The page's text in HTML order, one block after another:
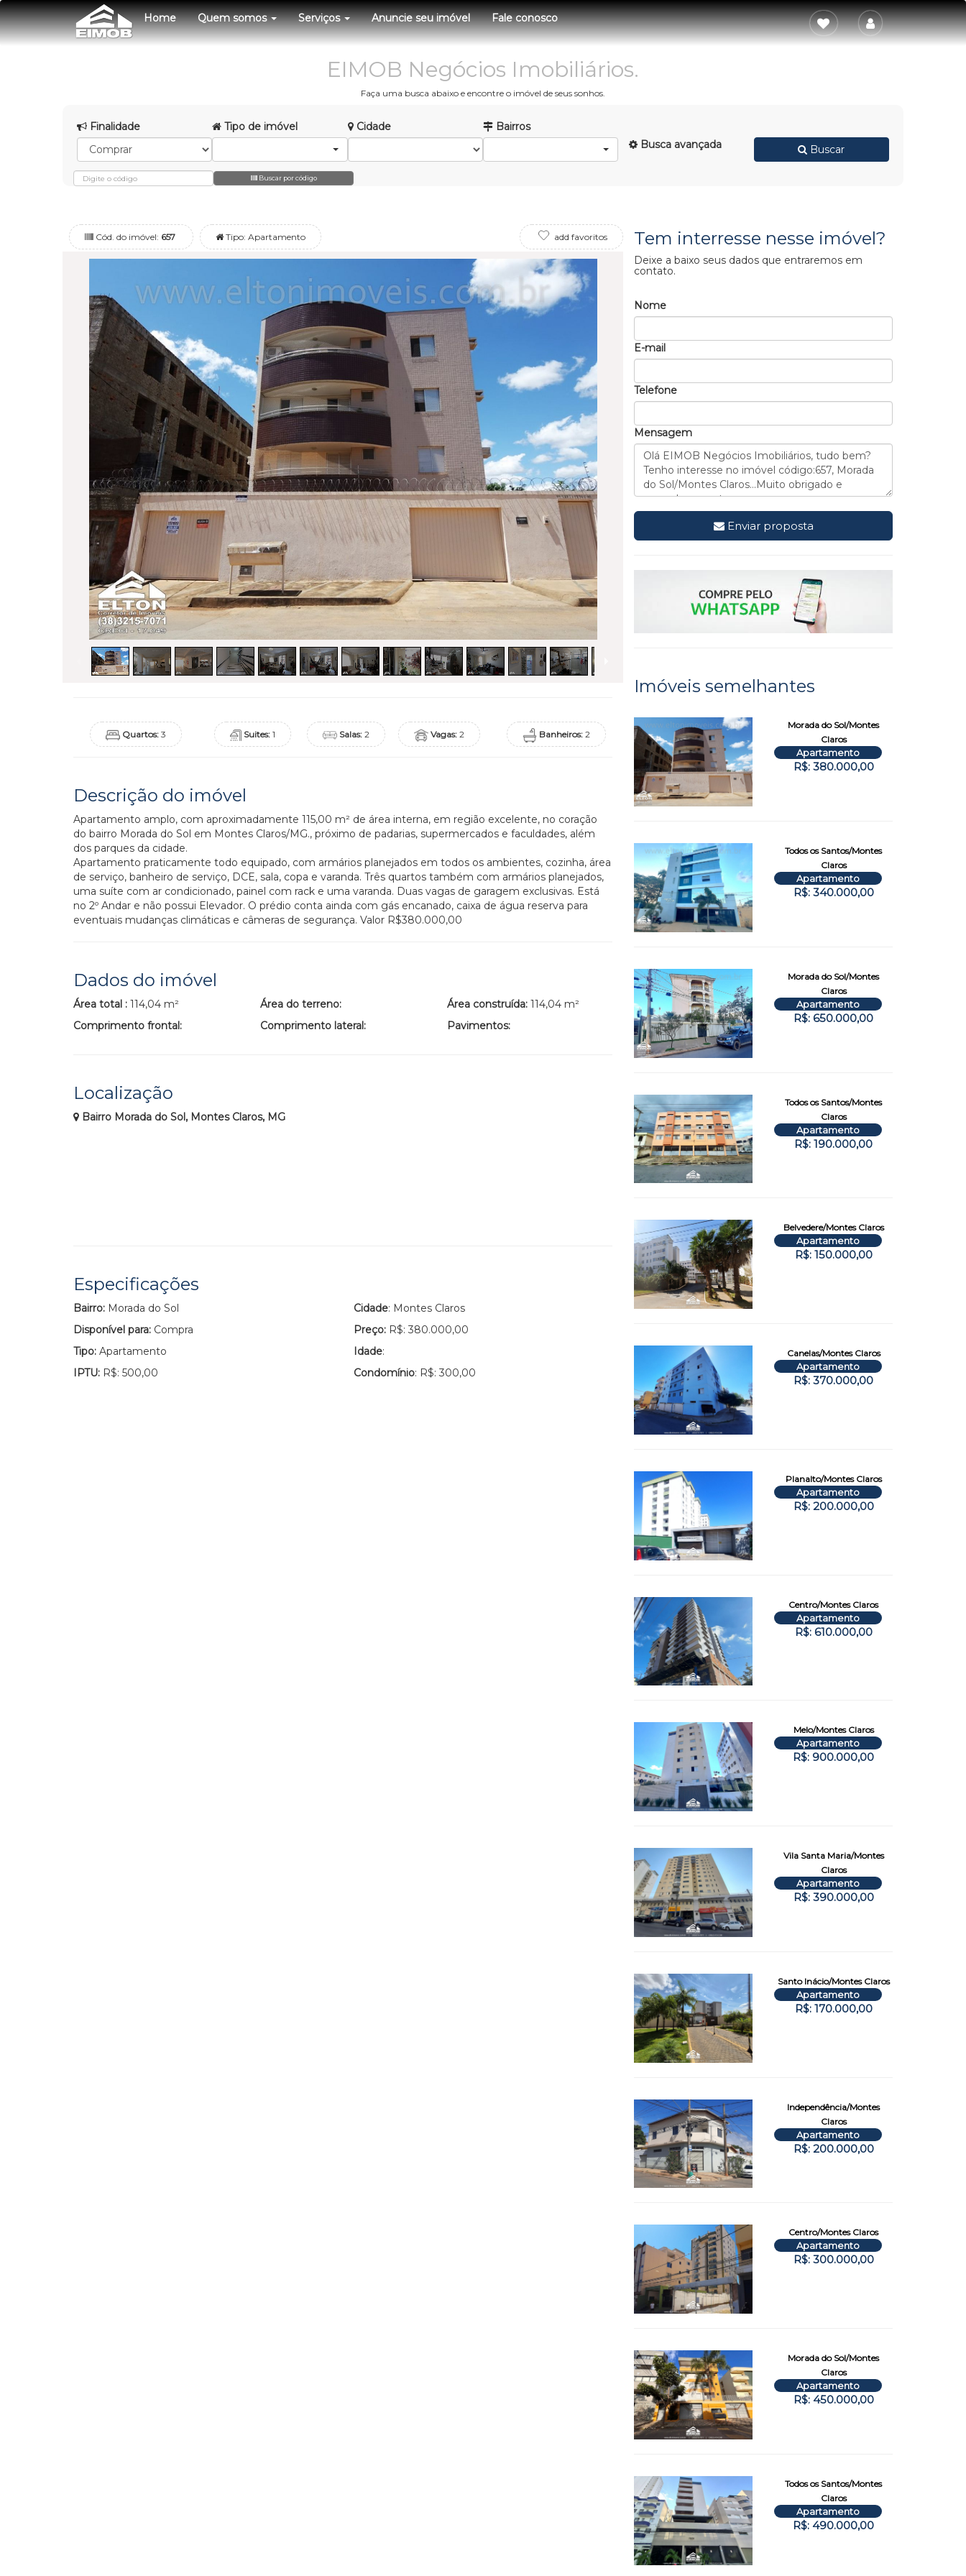
Home Quem somos Serviços Anuncie seu imóvel Fale conosco
EIMOB Negócios Imobiliários.
Faça uma busca abaixo e encontre o imóvel de seus sonhos.
Finalidade Tipo de imóvel Cidade
Bairros
Busca avançada
Buscar
Buscar por código
Cód. do imóvel: 657 Tipo: Apartamento add favoritos
Quartos: 3 Suites:1 Salas: 2 Vagas:2 Banheiros: 2
Descrição do imóvel
Apartamento amplo, com aproximadamente 115,00 m² de área interna, em região excelente, no coração
do bairro Morada do Sol em Montes Claros/MG., próximo de padarias, supermercados e faculdades, além
dos parques da cidade.
Apartamento praticamente todo equipado, com armários planejados em todos os ambientes, cozinha, área
de serviço, banheiro de serviço, DCE, sala, copa e varanda. Três quartos também com armários planejados,
uma suíte com ar condicionado, painel com rack e uma varanda. Duas vagas de garagem exclusivas. Está
no 2º Andar e não possui Elevador. O prédio conta ainda com gás encanado, caixa de água reserva para
eventuais mudanças climáticas e câmeras de segurança. Valor R$380.000,00
Dados do imóvel
Área total : 114,04 m² Área do terreno: Área construída: 114,04 m²
Comprimento frontal:
Comprimento lateral: Pavimentos:
Localização
Bairro Morada do Sol, Montes Claros, MG
Especificações
Bairro: Morada do Sol Cidade: Montes Claros
Disponível para: Compra Preço: R$: 380.000,00
Tipo: Apartamento Idade:
IPTU: R$: 500,00 Condomínio: R$: 300,00
Tem interresse nesse imóvel?
Deixe a baixo seus dados que entraremos em
contato.
Nome
E-mail
Telefone
Mensagem
Enviar proposta
Imóveis semelhantes
Morada do Sol/Montes
Claros
Apartamento
R$: 380.000,00
Todos os Santos/Montes
Claros
Apartamento
R$: 340.000,00
Morada do Sol/Montes
Claros
Apartamento
R$: 650.000,00
Todos os Santos/Montes
Claros
Apartamento
R$: 190.000,00
Belvedere/Montes Claros
Apartamento
R$: 150.000,00
Canelas/Montes Claros
Apartamento
R$: 370.000,00
Planalto/Montes Claros
Apartamento
R$: 200.000,00
Centro/Montes Claros
Apartamento
R$: 610.000,00
Melo/Montes Claros
Apartamento
R$: 900.000,00
Vila Santa Maria/Montes
Claros
Apartamento
R$: 390.000,00
Santo Inácio/Montes Claros
Apartamento
R$: 170.000,00
Independência/Montes
Claros
Apartamento
R$: 200.000,00
Centro/Montes Claros
Apartamento
R$: 300.000,00
Morada do Sol/Montes
Claros
Apartamento
R$: 450.000,00
Todos os Santos/Montes
Claros
Apartamento
R$: 490.000,00